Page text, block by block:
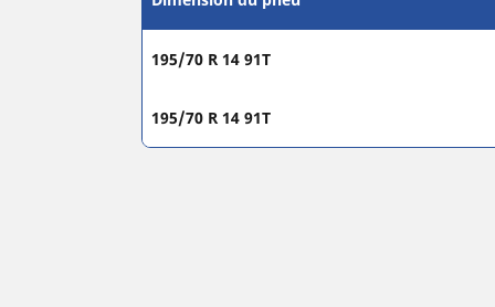
195/70 R 14 91T
195/70 R 14 91T